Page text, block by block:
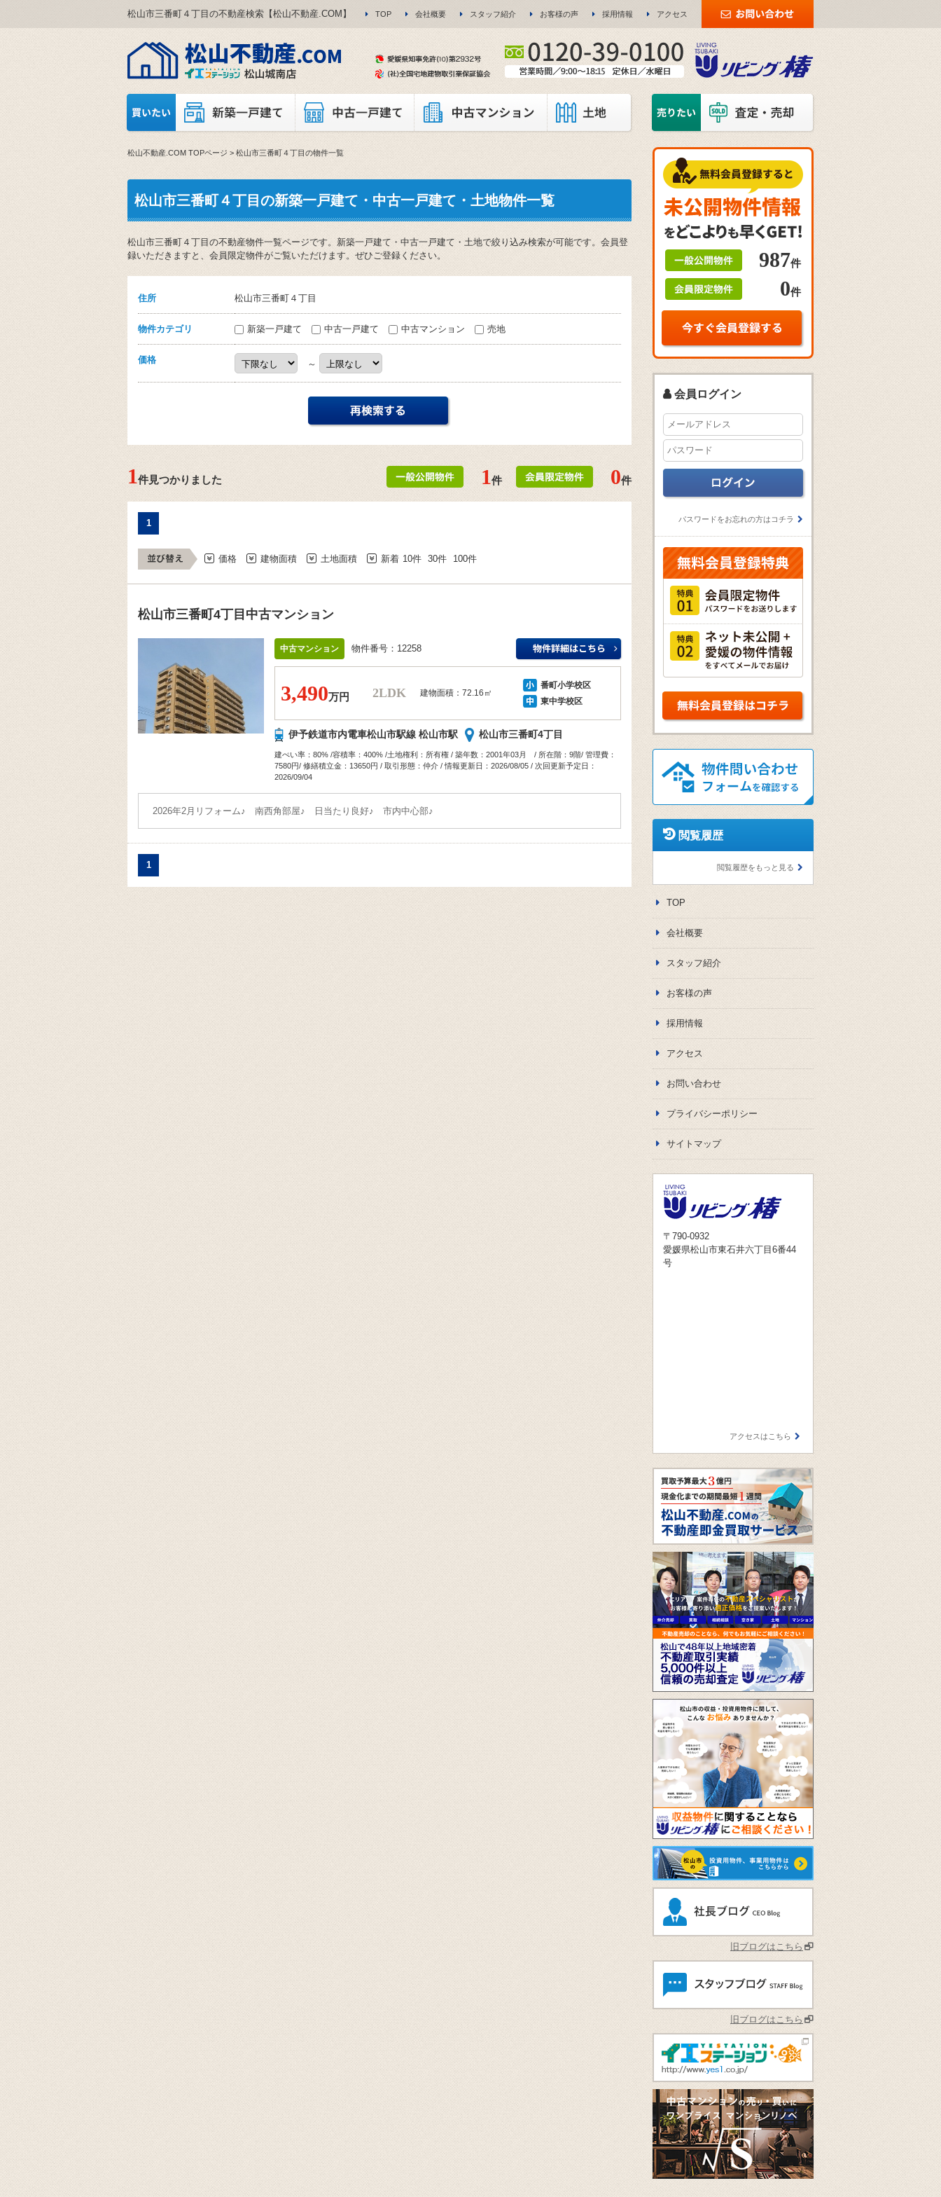
松山市三番町４丁目の不動産検索【松山不動産.COM】 TOP 会社概要 スタッフ紹介 お客様の声 採用情報 アクセス
松山不動産.COM TOPページ > 松山市三番町４丁目の物件一覧
松山市三番町４丁目の新築一戸建て・中古一戸建て・土地物件一覧
松山市三番町４丁目の不動産物件一覧ページです。新築一戸建て・中古一戸建て・土地で絞り込み検索が可能です。会員登
録いただきますと、会員限定物件がご覧いただけます。ぜひご登録ください。
住所 松山市三番町４丁目
物件カテゴリ 新築一戸建て 中古一戸建て 中古マンション 売地
価格 ～
1件見つかりました 1件 0件
1
価格 建物面積 土地面積 新着 10件 30件 100件
松山市三番町4丁目中古マンション
中古マンション 物件番号：12258 伊予鉄道市内電車松山市駅線 松山市駅番町小学校 3,490 万円の詳細はこちら
3,490万円 2LDK 建物面積：72.16㎡
番町小学校区
東中学校区
伊予鉄道市内電車松山市駅線 松山市駅 松山市三番町4丁目
建ぺい率：80% /容積率：400% /土地権利：所有権 / 築年数：2001年03月 / 所在階：9階/ 管理費：
7580円/ 修繕積立金：13650円 / 取引形態：仲介 / 情報更新日：2026/08/05 / 次回更新予定日：
2026/09/04
2026年2月リフォーム♪ 南西角部屋♪ 日当たり良好♪ 市内中心部♪
1
987件
0件
会員ログイン
パスワードをお忘れの方はコチラ
閲覧履歴
閲覧履歴をもっと見る
TOP
会社概要
スタッフ紹介
お客様の声
採用情報
アクセス
お問い合わせ
プライバシーポリシー
サイトマップ
〒790-0932
愛媛県松山市東石井六丁目6番44
号
アクセスはこちら
旧ブログはこちら
旧ブログはこちら